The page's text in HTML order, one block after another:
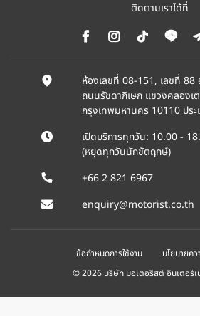
ติดตามเราได้ที่
ห้องเลขที่ 08-151, เลขที่ 88
ถนนรัชดาภิเษก แขวงคลองเ
กรุงเทพมหานคร 10110 ประ
เปิดบริการทุกวัน: 10.00 -
(หยุดทุกวันนักขัตฤกษ์)
+66 2 821 6967
enquiry@motorist.co.th
ข้อกำหนดการใช้งาน
นโยบายค
© 2026 บริษัท มอเตอริสต์ อินเตอร์เ